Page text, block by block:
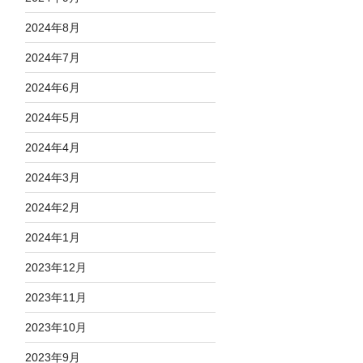
2024年8月
2024年7月
2024年6月
2024年5月
2024年4月
2024年3月
2024年2月
2024年1月
2023年12月
2023年11月
2023年10月
2023年9月